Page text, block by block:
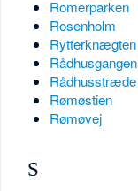
Romerparken
Rosenholm
Rytterknægten
Rådhusgangen
Rådhusstræde
Rømøstien
Rømøvej
S